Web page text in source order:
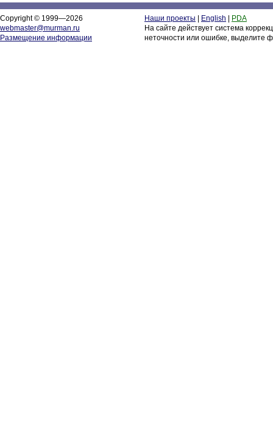
Copyright © 1999—2026
webmaster@murman.ru
Размещение информации
Наши проекты English
PDA
На сайте действует система
неточности или ошибке, выделите